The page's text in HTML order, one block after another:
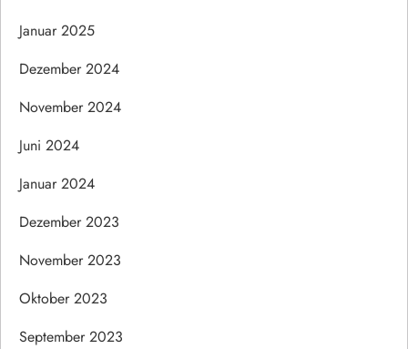
Januar 2025
Dezember 2024
November 2024
Juni 2024
Januar 2024
Dezember 2023
November 2023
Oktober 2023
September 2023